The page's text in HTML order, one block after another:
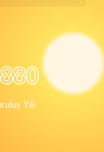
880
Yılı